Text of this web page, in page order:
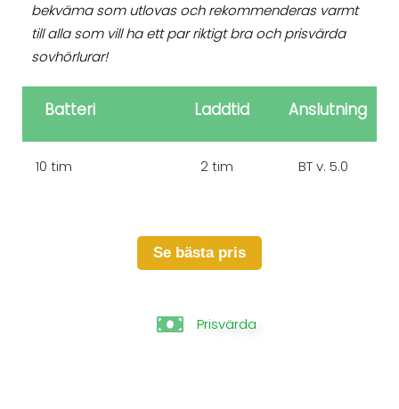
bekväma som utlovas och rekommenderas varmt
till alla som vill ha ett par riktigt bra och prisvärda
sovhörlurar!
Batteri Laddtid Anslutning
10 tim 2 tim BT v. 5.0
Se bästa pris
Prisvärda